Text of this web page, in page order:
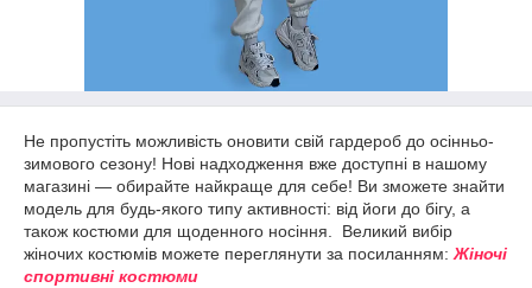
Не пропустіть можливість оновити свій гардероб до осінньо-
зимового сезону! Нові надходження вже доступні в нашому
магазині — обирайте найкраще для себе! Ви зможете знайти
модель для будь-якого типу активності: від йоги до бігу, а
також костюми для щоденного носіння. Великий вибір
жіночих костюмів можете переглянути за посиланням: Жіночі
спортивні костюми